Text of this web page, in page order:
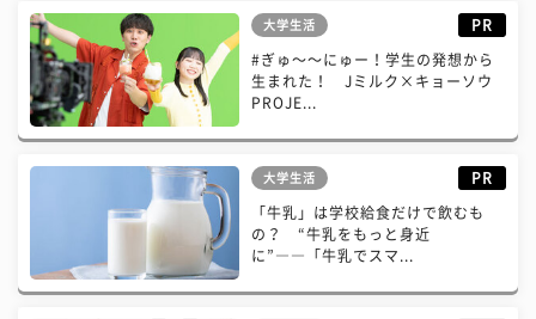
大学生活 PR
#ぎゅ〜〜にゅー！学生の発想から
生まれた！ Jミルク×キョーソウ
PROJE...
大学生活 PR
「牛乳」は学校給食だけで飲むも
の？ “牛乳をもっと身近
に”――「牛乳でスマ...